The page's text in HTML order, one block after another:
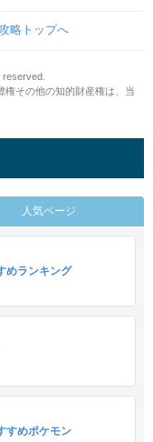
略トップへ
その他の知的財産権は、当
人気ページ
めランキング
すめポケモン